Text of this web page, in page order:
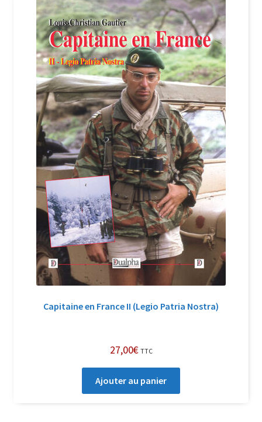
Capitaine en France II (Legio Patria Nostra)
27,00€ TTC
Ajouter au panier